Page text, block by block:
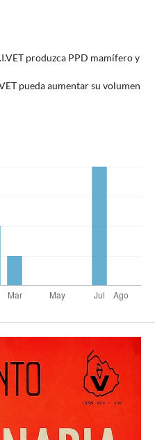
produzca PPD mamífero y
pueda aumentar su volumen